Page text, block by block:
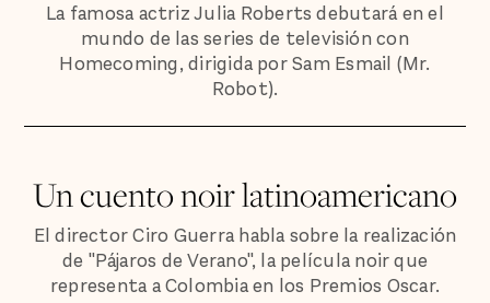
La famosa actriz Julia Roberts debutará en el
mundo de las series de televisión con
Homecoming, dirigida por Sam Esmail (Mr.
Robot).
Un cuento noir latinoamericano
El director Ciro Guerra habla sobre la realización
de "Pájaros de Verano", la película noir que
representa a Colombia en los Premios Oscar.